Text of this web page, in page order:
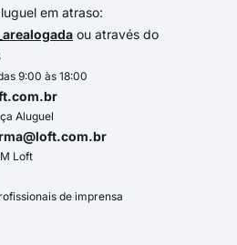
em atraso:
ou através do
9:00 às 18:00
Aluguel
Loft
de imprensa